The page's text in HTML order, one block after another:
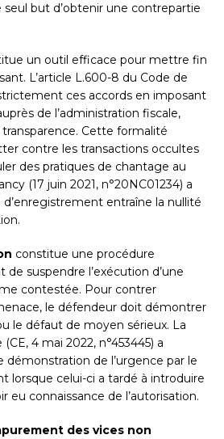
but d’obtenir une contrepartie
un outil efficace pour mettre fin
L’article L.600-8 du Code de
ces accords en imposant
de l’administration fiscale,
transparence. Cette formalité
contre les transactions occultes
des pratiques de chantage au
(17 juin 2021, n°20NC01234) a
d’enregistrement entraîne la nullité
constitue une procédure
suspendre l’exécution d’une
contestée. Pour contrer
le défendeur doit démontrer
le défaut de moyen sérieux. La
4 mai 2022, n°453445) a
démonstration de l’urgence par le
lorsque celui-ci a tardé à introduire
eu connaissance de l’autorisation.
des vices non